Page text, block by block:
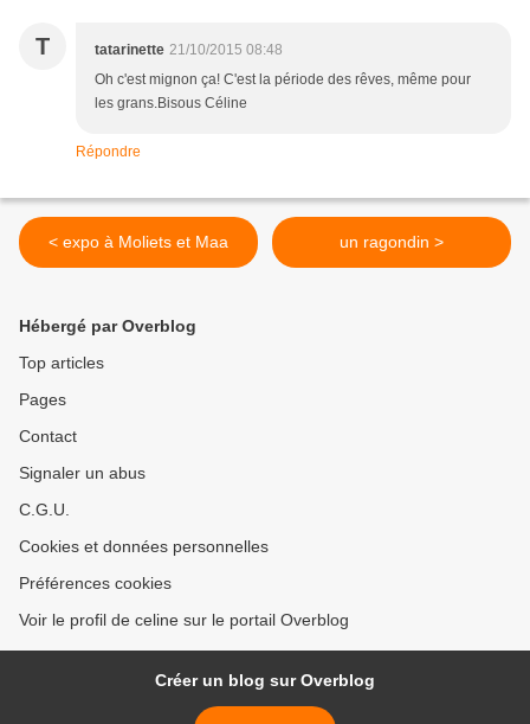
T tatarinette 21/10/2015 08:48
Oh c'est mignon ça! C'est la période des rêves, même pour
les grans.Bisous Céline
Répondre
< expo à Moliets et Maa un ragondin >
Hébergé par Overblog
Top articles
Pages
Contact
Signaler un abus
C.G.U.
Cookies et données personnelles
Préférences cookies
Voir le profil de celine sur le portail Overblog
Créer un blog sur Overblog